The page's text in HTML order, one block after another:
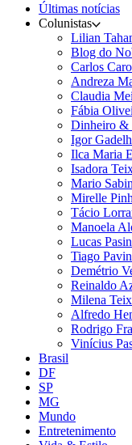
Últimas notícias
Colunistas
Lilian
Blog do
Carlos
Andreza
Claudia
Fábia
Dinheiro &
Igor
Ilca Maria
Isadora
Mario
Mirelle
Tácio
Manoela
Lucas Pasin
Tiago
Demétrio
Reinaldo
Milena
Alfredo
Rodrigo
Vinícius
Brasil
DF
SP
MG
Mundo
Entretenimento